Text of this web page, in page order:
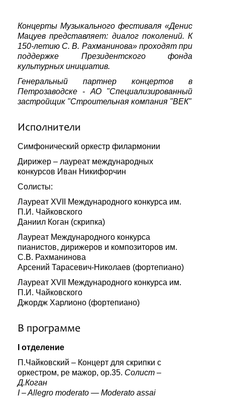
Концерты Музыкального фестиваля «Денис
Мацуев представляет: диалог поколений. К
150-летию С. В. Рахманинова» проходят при
поддержке Президентского фонда
культурных инициатив.
Генеральный партнер концертов в
Петрозаводске - АО "Специализированный
застройщик "Строительная компания "ВЕК"
Исполнители
Симфонический оркестр филармонии
Дирижер – лауреат международных
конкурсов Иван Никифорчин
Солисты:
Лауреат XVII Международного конкурса им.
П.И. Чайковского
Даниил Коган (скрипка)
Лауреат Международного конкурса
пианистов, дирижеров и композиторов им.
С.В. Рахманинова
Арсений Тарасевич-Николаев (фортепиано)
Лауреат XVII Международного конкурса им.
П.И. Чайковского
Джордж Харлионо (фортепиано)
В программе
I отделение
П.Чайковский – Концерт для скрипки с
оркестром, ре мажор, ор.35. Солист –
Д.Коган
I – Allegro moderato — Moderato assai